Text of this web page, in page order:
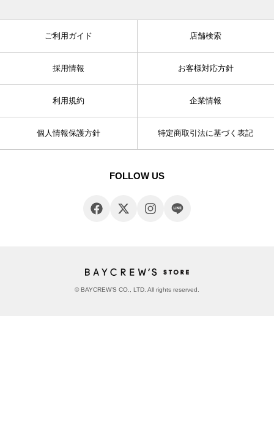
ご利用ガイド 店舗検索
採用情報 お客様対応方針
利用規約 企業情報
個人情報保護方針 特定商取引法に基づく表記
FOLLOW US
© BAYCREW’S CO., LTD. All rights reserved.